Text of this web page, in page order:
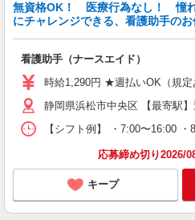
無資格OK！ 医療行為なし！ 憧
にチャレンジできる、看護助手のお
看護助手（ナースエイド）
時給1,290円 ★週払いOK（規
静岡県浜松市中央区 【最寄駅
【シフト例】 ・7:00〜16:00
応募締め切り2026/
キープ